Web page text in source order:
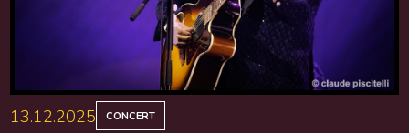
13.12.2025 CONCERT